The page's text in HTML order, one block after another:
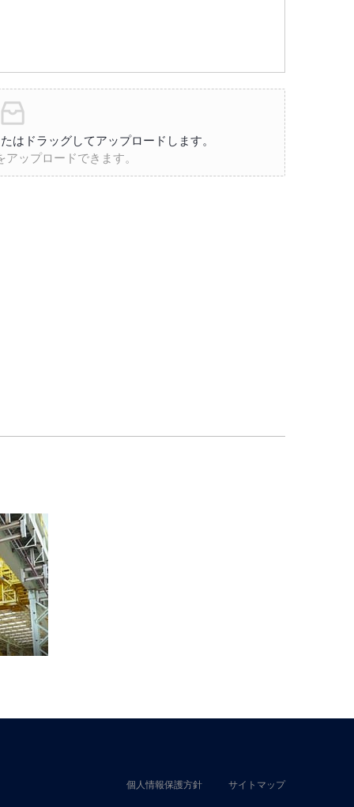
はドラッグしてアップロードします。
ップロードできます。
個人情報保護方針 サイトマップ